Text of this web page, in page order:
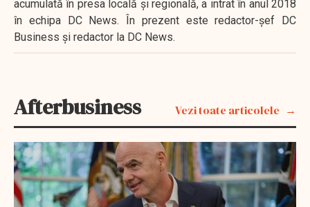
acumulată în presa locală şi regională, a intrat în anul 2018
în echipa DC News. În prezent este redactor-şef DC
Business şi redactor la DC News.
Afterbusiness Vezi toate articolele